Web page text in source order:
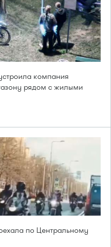
компания
рядом с жилыми
по Центральному